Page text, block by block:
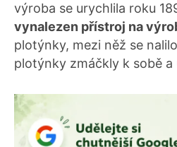
výroba se urychlila roku
vynalezen přístroj na
plotýnky, mezi něž se
plotýnky zmáčkly k sobě a